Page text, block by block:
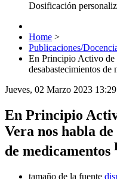
Dosificación
Home >
Publicaciones/
En Principio Activo de
desabastecimientos de
Jueves, 02 Marzo 2023 13:29
En Principio
Vera nos habla
de medicamentos
tamaño de la fuente